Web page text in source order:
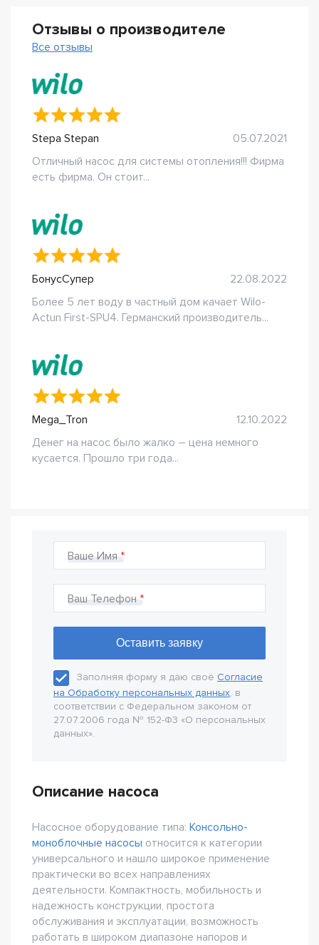
Отзывы о производителе
Все отзывы
Stepa Stepan
05.07.2021
Отличный насос для системы отопления!!! Фирма
есть фирма. Он стоит...
БонусСупер
22.08.2022
Более 5 лет воду в частный дом качает Wilo-
Actun First-SPU4. Германский производитель...
Mega_Tron
12.10.2022
Денег на насос было жалко – цена немного
кусается. Прошло три года...
Ваше Имя
Ваш Телефон
Заполняя форму я даю своё Согласие
на Обработку персональных данных, в
соответствии с Федеральном законом от
27.07.2006 года № 152-Ф3 «О персональных
данных».
Описание насоса
Насосное оборудование типа: Консольно-
моноблочные насосы относится к категории
универсального и нашло широкое применение
практически во всех направлениях
деятельности. Компактность, мобильность и
надежность конструкции, простота
обслуживания и эксплуатации, возможность
работать в широком диапазоне напоров и